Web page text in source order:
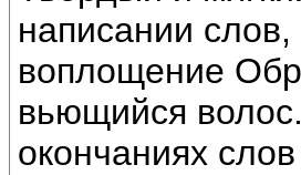
написании
воплощение
вьющийся
окончаниях